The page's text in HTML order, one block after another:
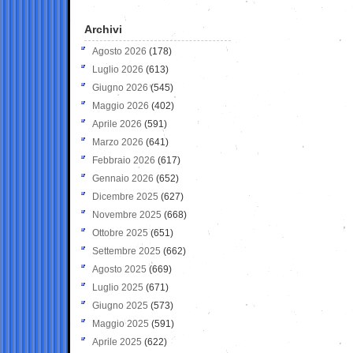
Archivi
Agosto 2026 (178)
Luglio 2026 (613)
Giugno 2026 (545)
Maggio 2026 (402)
Aprile 2026 (591)
Marzo 2026 (641)
Febbraio 2026 (617)
Gennaio 2026 (652)
Dicembre 2025 (627)
Novembre 2025 (668)
Ottobre 2025 (651)
Settembre 2025 (662)
Agosto 2025 (669)
Luglio 2025 (671)
Giugno 2025 (573)
Maggio 2025 (591)
Aprile 2025 (622)